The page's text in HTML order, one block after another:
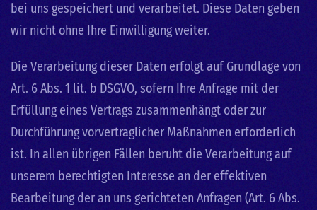
bei uns gespeichert und verarbeitet. Diese Daten geben
wir nicht ohne Ihre Einwilligung weiter.
Die Verarbeitung dieser Daten erfolgt auf Grundlage von
Art. 6 Abs. 1 lit. b DSGVO, sofern Ihre Anfrage mit der
Erfüllung eines Vertrags zusammenhängt oder zur
Durchführung vorvertraglicher Maßnahmen erforderlich
ist. In allen übrigen Fällen beruht die Verarbeitung auf
unserem berechtigten Interesse an der effektiven
Bearbeitung der an uns gerichteten Anfragen (Art. 6 Abs.